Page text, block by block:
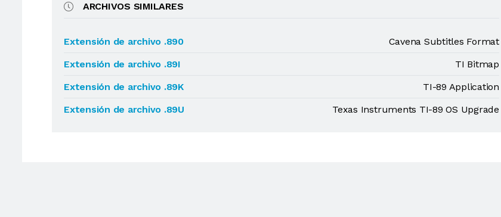
ARCHIVOS SIMILARES
Extensión de archivo .890
Cavena Subtitles Format
Extensión de archivo .89I
TI Bitmap
Extensión de archivo .89K
TI-89 Application
Extensión de archivo .89U
Texas Instruments TI-89 OS Upgrade